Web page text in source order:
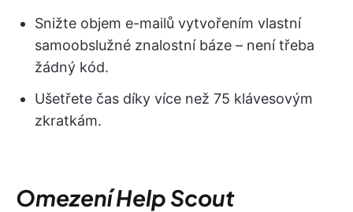
Snižte objem e-mailů vytvořením vlastní
samoobslužné znalostní báze – není třeba
žádný kód.
Ušetřete čas díky více než 75 klávesovým
zkratkám.
Omezení Help Scout